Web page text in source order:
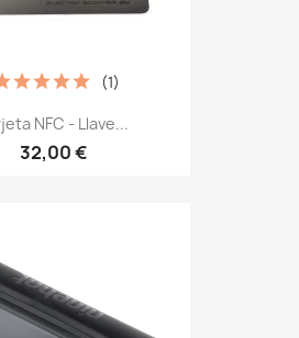
NFC - Llave...
32,00 €
(1)